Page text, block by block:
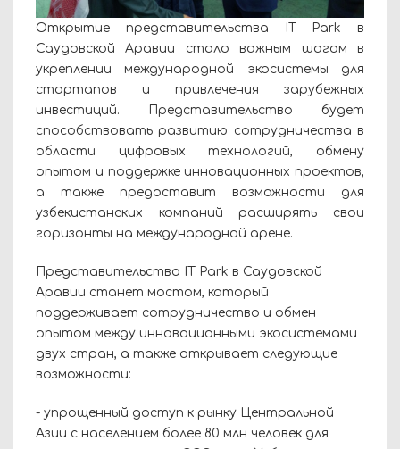
Открытие представительства IT Park в
Саудовской Аравии стало важным шагом в
укреплении международной экосистемы для
стартапов и привлечения зарубежных
инвестиций. Представительство будет
способствовать развитию сотрудничества в
области цифровых технологий, обмену
опытом и поддержке инновационных проектов,
а также предоставит возможности для
узбекистанских компаний расширять свои
горизонты на международной арене.
Представительство IT Park в Саудовской
Аравии станет мостом, который
поддерживает сотрудничество и обмен
опытом между инновационными экосистемами
двух стран, а также открывает следующие
возможности:
- упрощенный доступ к рынку Центральной
Азии с населением более 80 млн человек для